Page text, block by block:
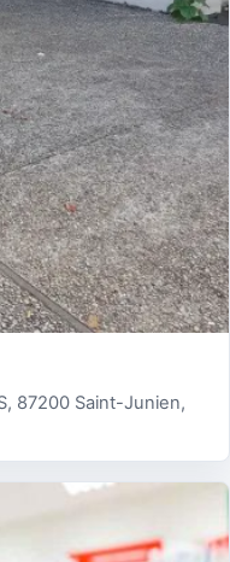
87200 Saint-Junien,